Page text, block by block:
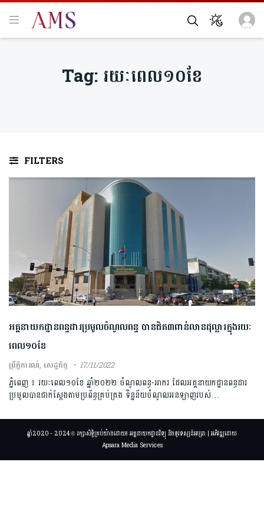
Tag:រយៈពេល១០ខែ
FILTERS
អគ្គនាយកដ្ឋានពន្ធដារប្រមូលចំណូលពន្ធ ​បាន​ជិត​៣​ពាន់​លាន​ដុល្លារ​ក្នុង​រយៈ
ពេល​១០​ខែ
ព្រឹត្តិការណ៍,សេដ្ឋកិច្ច 17/11/2022
ភ្នំពេញ ៖ រយៈពេល១០ខែ ឆ្នាំ២០២២ ចំណូលពន្ធ-អាករ ដែលអគ្គនាយកដ្ឋានពន្ធដារ
ប្រមូលបានជាក់ស្តែងតាមប្រព័ន្ធគ្រប់គ្រង ទិន្នន័យចំណូលអនឡាញរបស់…
ឆ្នាំ2020 - 2024 © រក្សាសិទ្ធិគ្រប់យ៉ាងដោយ៖ អគ្គនាយកដ្ឋានវិទ្យុ និងទូរទស្សន៍អប្សរា | អភិវឌ្ឍដោយ
Apsara Media Services